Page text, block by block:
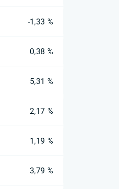
-1,33 %
0,38 %
5,31 %
2,17 %
1,19 %
3,79 %